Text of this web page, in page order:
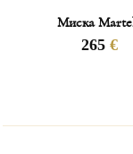
Миска
265€